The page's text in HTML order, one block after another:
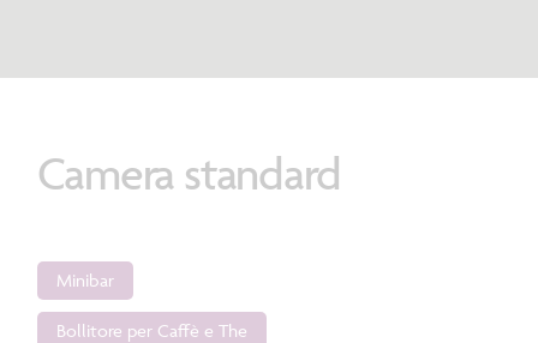
Camera standard
Minibar
Bollitore per Caffè e The